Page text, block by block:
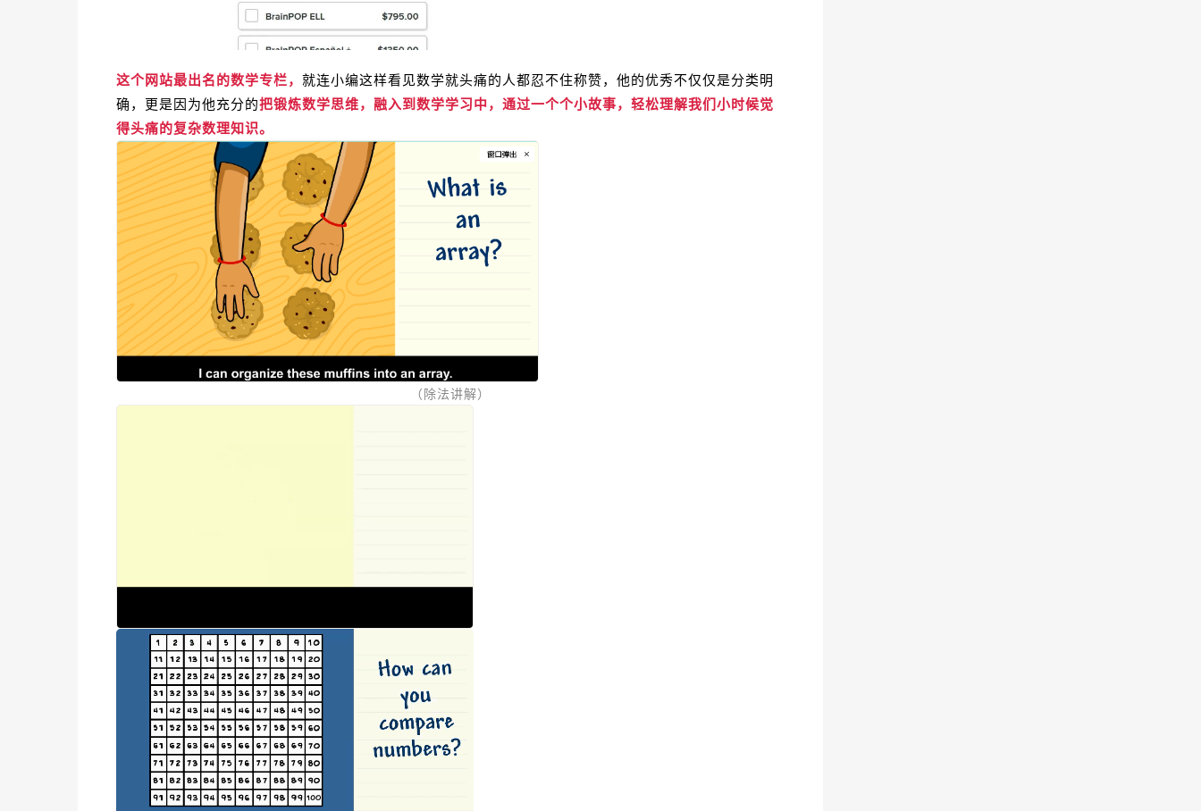
这个网站最出名的数学专栏， 就连小编这样看见数学就头痛的人都忍不住称赞，他的优秀不仅仅是分类明
确，更是因为他充分的把锻炼数学思维，融入到数学学习中，通过一个个小故事，轻松理解我们小时候觉
得头痛的复杂数理知识。
（除法讲解）